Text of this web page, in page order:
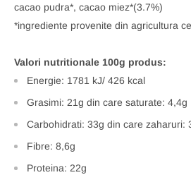
cacao pudra*, cacao miez*(3.7%)
*ingrediente provenite din agricultura
Valori nutritionale 100g produs:
Energie: 1781 kJ/ 426 kcal
Grasimi: 21g din care saturate: 4,4g
Carbohidrati: 33g din care zaharuri:
Fibre: 8,6g
Proteina: 22g